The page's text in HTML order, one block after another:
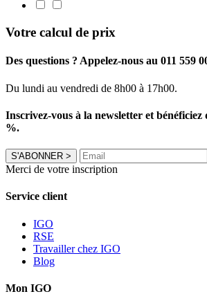
Votre calcul de prix
Des questions ? Appelez-nous au 011 559
Du lundi au vendredi de 8h00 à 17h00.
Inscrivez-vous à la newsletter et
%.
S'ABONNER >
Merci de votre inscription
Service client
IGO
RSE
Travailler chez IGO
Blog
Mon IGO